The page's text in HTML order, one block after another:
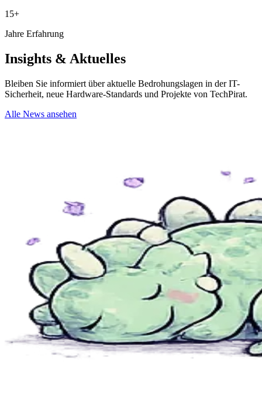
15+
Jahre Erfahrung
Insights & Aktuelles
Bleiben Sie informiert über aktuelle Bedrohungslagen in der IT-
Sicherheit, neue Hardware-Standards und Projekte von TechPirat.
Alle News ansehen